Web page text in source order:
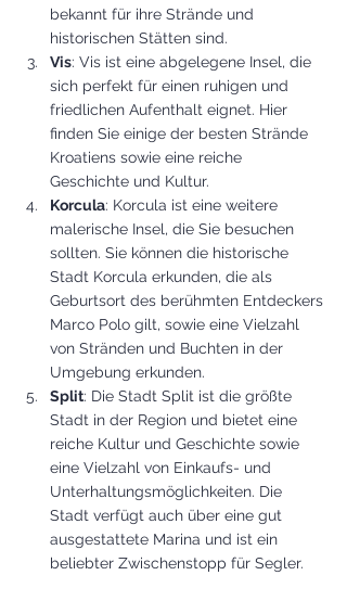
bekannt für ihre Strände und
historischen Stätten sind.
Vis: Vis ist eine abgelegene Insel, die
sich perfekt für einen ruhigen und
friedlichen Aufenthalt eignet. Hier
finden Sie einige der besten Strände
Kroatiens sowie eine reiche
Geschichte und Kultur.
Korcula: Korcula ist eine weitere
malerische Insel, die Sie besuchen
sollten. Sie können die historische
Stadt Korcula erkunden, die als
Geburtsort des berühmten Entdeckers
Marco Polo gilt, sowie eine Vielzahl
von Stränden und Buchten in der
Umgebung erkunden.
Split: Die Stadt Split ist die größte
Stadt in der Region und bietet eine
reiche Kultur und Geschichte sowie
eine Vielzahl von Einkaufs- und
Unterhaltungsmöglichkeiten. Die
Stadt verfügt auch über eine gut
ausgestattete Marina und ist ein
beliebter Zwischenstopp für Segler.